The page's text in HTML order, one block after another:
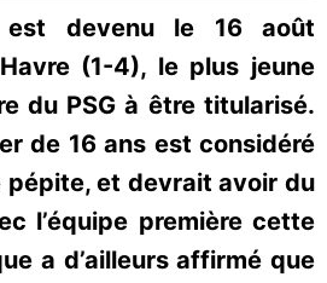
est devenu le 16 août
(1-4), le plus jeune
du PSG à être titularisé.
de 16 ans est considéré
pépite, et devrait avoir du
l’équipe première cette
a d’ailleurs affirmé que